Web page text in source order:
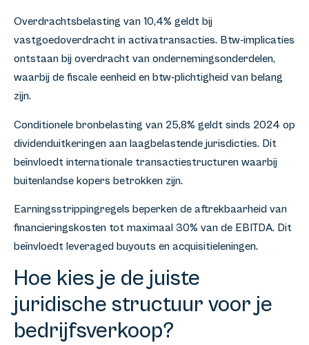
Overdrachtsbelasting van 10,4% geldt bij
vastgoedoverdracht in activatransacties. Btw-implicaties
ontstaan bij overdracht van ondernemingsonderdelen,
waarbij de fiscale eenheid en btw-plichtigheid van belang
zijn.
Conditionele bronbelasting van 25,8% geldt sinds 2024 op
dividenduitkeringen aan laagbelastende jurisdicties. Dit
beïnvloedt internationale transactiestructuren waarbij
buitenlandse kopers betrokken zijn.
Earningsstrippingregels beperken de aftrekbaarheid van
financieringskosten tot maximaal 30% van de EBITDA. Dit
beïnvloedt leveraged buyouts en acquisitieleningen.
Hoe kies je de juiste
juridische structuur voor je
bedrijfsverkoop?